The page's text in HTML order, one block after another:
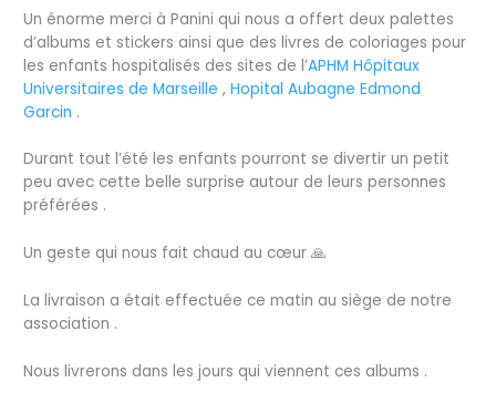
Un énorme merci à Panini qui nous a offert deux palettes
d’albums et stickers ainsi que des livres de coloriages pour
les enfants hospitalisés des sites de l’APHM Hôpitaux
Universitaires de Marseille ,Hopital Aubagne Edmond
Garcin .
Durant tout l’été les enfants pourront se divertir un petit
peu avec cette belle surprise autour de leurs personnes
préférées .
Un geste qui nous fait chaud au cœur 🙏
La livraison a était effectuée ce matin au siège de notre
association .
Nous livrerons dans les jours qui viennent ces albums .